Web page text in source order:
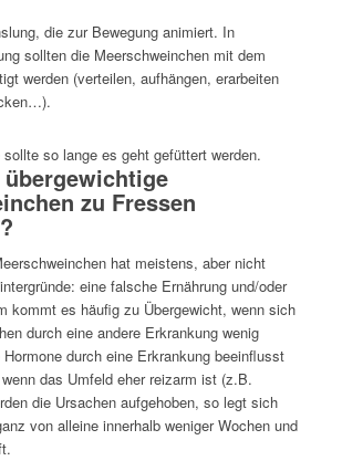
die zur Bewegung animiert. In
sollten die Meerschweinchen mit dem
werden (verteilen, aufhängen, erarbeiten
so lange es geht gefüttert werden.
zu Fressen
hat meistens, aber nicht
eine falsche Ernährung und/oder
kommt es häufig zu Übergewicht, wenn sich
durch eine andere Erkrankung wenig
durch eine Erkrankung beeinflusst
das Umfeld eher reizarm ist (z.B.
die Ursachen aufgehoben, so legt sich
von alleine innerhalb weniger Wochen und